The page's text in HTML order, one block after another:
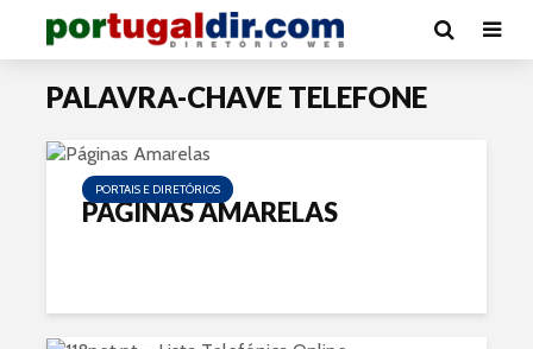
PALAVRA-CHAVE TELEFONE
PORTAIS E DIRETÓRIOS
PÁGINAS AMARELAS